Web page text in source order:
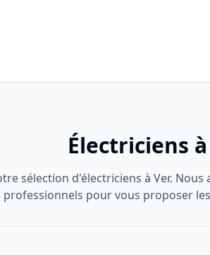
Électriciens
sélection d'électriciens à Ver. Nous
pour vous proposer